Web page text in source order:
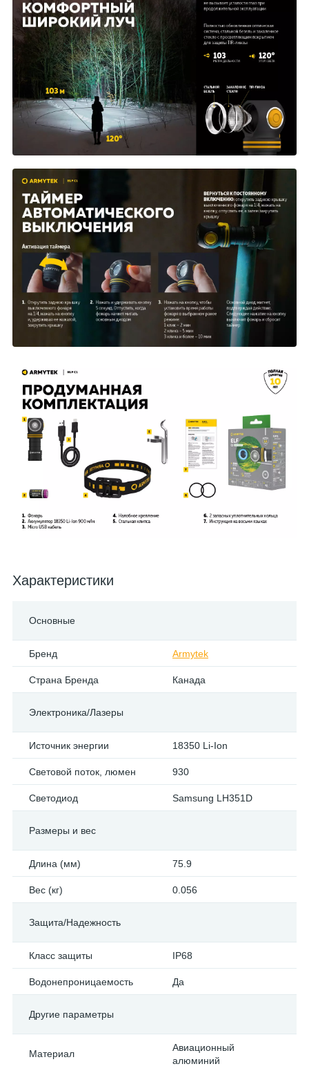
Характеристики
Основные
Бренд Armytek
Страна Бренда Канада
Электроника/Лазеры
Источник энергии 18350 Li-Ion
Световой поток, люмен 930
Светодиод Samsung LH351D
Размеры и вес
Длина (мм) 75.9
Вес (кг) 0.056
Защита/Надежность
Класс защиты IP68
Водонепроницаемость Да
Другие параметры
Материал
Авиационный
алюминий